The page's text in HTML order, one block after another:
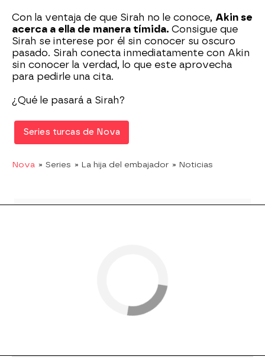
Con la ventaja de que Sirah no le conoce, Akin se
acerca a ella de manera tímida. Consigue que
Sirah se interese por él sin conocer su oscuro
pasado. Sirah conecta inmediatamente con Akin
sin conocer la verdad, lo que este aprovecha
para pedirle una cita.
¿Qué le pasará a Sirah?
Series turcas de Nova
Nova » Series » La hija del embajador » Noticias